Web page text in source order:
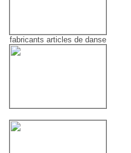
fabricants articles de danse